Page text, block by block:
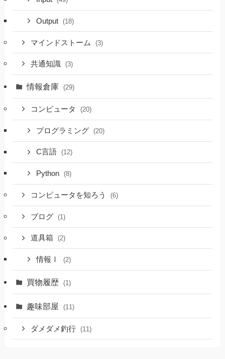
Output (18)
マインドストーム (3)
共通知識 (3)
情報倉庫 (29)
コンピュータ (20)
プログラミング (20)
C言語 (12)
Python (8)
コンピュータを知ろう (6)
ブログ (1)
道具箱 (2)
情報Ⅰ (2)
買物履歴 (1)
趣味部屋 (11)
ダメダメ釣行 (11)